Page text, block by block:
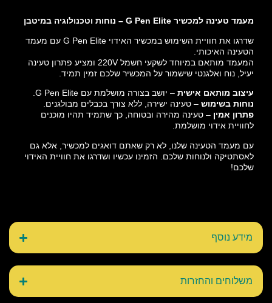
מעמד טעינה למכשיר G Pen Elite – נוחות וטכנולוגיה במיטבן
שדרגו את חוויית השימוש במכשיר האידוי G Pen Elite עם מעמד
הטעינה האיכותי.
המעמד מותאם במיוחד לשקעי חשמל 220V ומציע פתרון טעינה
יעיל, נוח ואלגנטי שישמור על המכשיר שלכם זמין תמיד.
עיצוב מותאם אישית – יושב בצורה מושלמת עם G Pen Elite.
נוחות בשימוש – טעינה ישירה, ללא צורך בכבלים מבולגנים.
פתרון אמין – טעינה מהירה ובטוחה, כך שתמיד תהיו מוכנים
לחוויית אידוי מושלמת.
עם מעמד הטעינה שלנו, לא רק שאתם דואגים למכשיר, אלא גם
לאסתטיקה ולנוחות שלכם. הזמינו עכשיו ושדרגו את חוויית האידוי
שלכם!
מידע נוסף
משלוחים והחזרות